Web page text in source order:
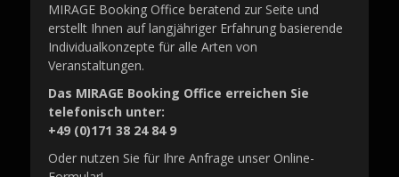
MIRAGE Booking Office beratend zur Seite und
erstellt Ihnen auf langjähriger Erfahrung basierende
Individualkonzepte für alle Arten von
Veranstaltungen.
Das MIRAGE Booking Office erreichen Sie
telefonisch unter:
+49 (0)171 38 24 84 9
Oder nutzen Sie für Ihre Anfrage unser Online-